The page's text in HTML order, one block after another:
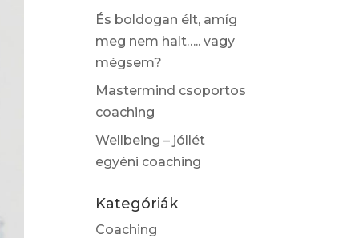
És boldogan élt, amíg
meg nem halt….. vagy
mégsem?
Mastermind csoportos
coaching
Wellbeing – jóllét
egyéni coaching
Kategóriák
Coaching